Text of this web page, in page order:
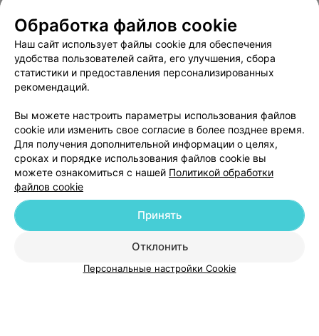
ЭФФЕКТИВНАЯ РЕКЛАМА НА САЙТЕ
Добавить компанию
Добавить специалиста
Обработка файлов cookie
Наш сайт использует файлы cookie для обеспечения
удобства пользователей сайта, его улучшения, сбора
статистики и предоставления персонализированных
рекомендаций.
Вы можете настроить параметры использования файлов
cookie или изменить свое согласие в более позднее время.
Для получения дополнительной информации о целях,
сроках и порядке использования файлов cookie вы
можете ознакомиться с нашей Политикой обработки
файлов cookie
Отклонить
Принять
Персональные настройки Cookie